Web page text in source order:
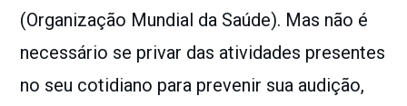
(Organização Mundial da Saúde). Mas não é
necessário se privar das atividades presentes
no seu cotidiano para prevenir sua audição,